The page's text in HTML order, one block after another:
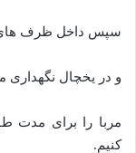
سپس داخل ظرف های
و در یخچال نگهداری
مربا را برای مدت
کنیم.